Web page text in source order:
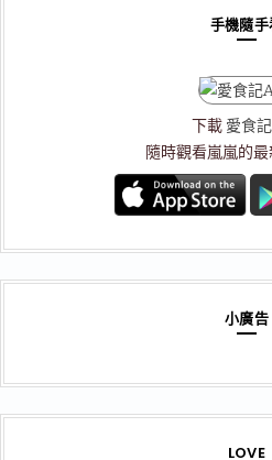
手機隨手
下載 愛食
隨時觀看嵐嵐的
小廣告
LOVE